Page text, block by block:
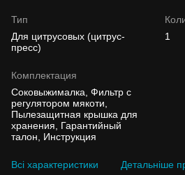
Тип
Для цитрусовых (цитрус-
пресс)
1
Комплектация
Соковыжималка, Фильтр с
регулятором мякоти,
Пылезащитная крышка для
хранения, Гарантийный
талон, Инструкция
Всі характеристики Детальніше